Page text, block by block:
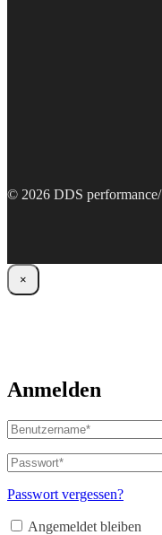
© 2026 DDS performance/
×
Anmelden
Benutzername
oder
E-
Mail-
Adresse*
Passwort*
Erforderlich
Passwort vergessen?
Angemeldet bleiben